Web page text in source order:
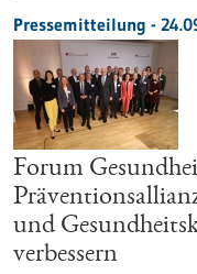
Pressemitteilung -
Forum
und
verbessern